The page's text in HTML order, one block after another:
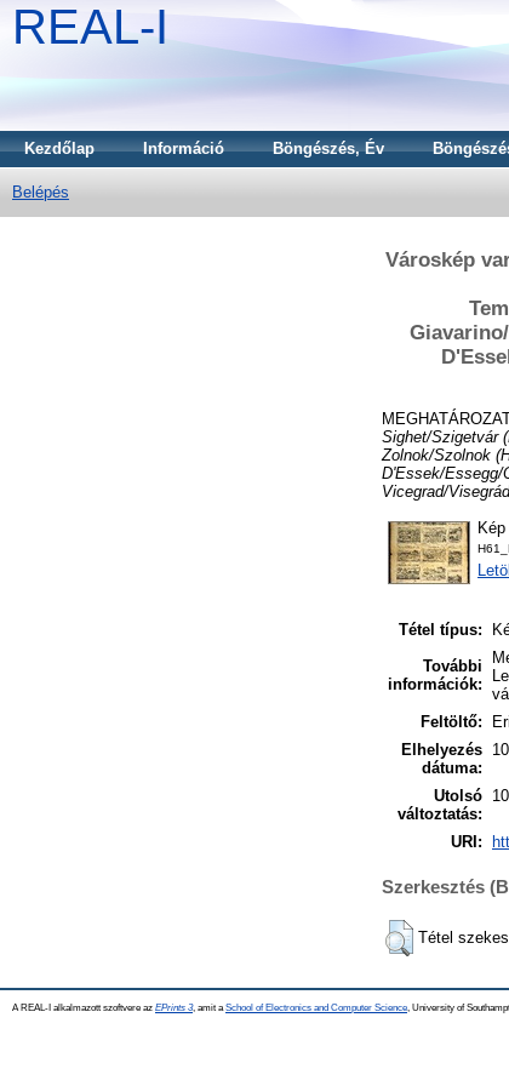
REAL-I
Kezdőlap Információ Böngészés, Év
Belépés
Városkép
Sighet/Szigetvár
Zolnok/Szolnok
D'Essek/Essegg/
Vicegrad/
Kép
Tétel típus:
További
információk:
Feltöltő:
Elhelyezés
dátuma:
Utolsó
változtatás:
URI:
Szerkesztés
Tétel
A REAL-I alkalmazott szoftvere az EPrints 3, amit a School of Electronics and Computer Science , University of